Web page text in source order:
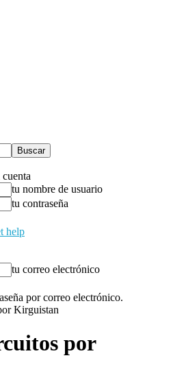
tu nombre de usuario
tu contraseña
help
tu correo electrónico
por correo electrónico.
Kirguistan
por